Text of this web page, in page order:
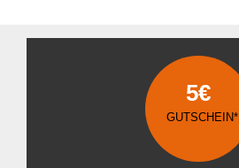
5€
GUTSCHEIN*